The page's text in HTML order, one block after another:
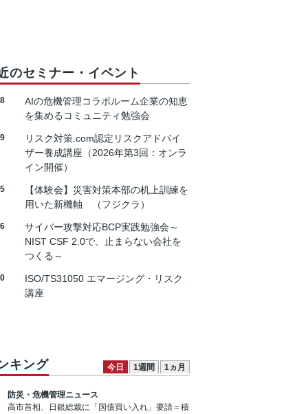
のセミナー・イベント
AIの危機管理コラボルーム企業の知恵
を集めるコミュニティ勉強会
リスク対策.com認定リスクアドバイ
ザー養成講座（2026年第3回：オンラ
イン開催）
【体験会】災害対策本部の机上訓練を
用いた新機軸 （フジクラ）
サイバー攻撃対応BCP実践勉強会～
NIST CSF 2.0で、止まらない会社を
つくる～
ISO/TS31050 エマージング・リスク
講座
キング 今日 1週間 1ヵ月
防災・危機管理ニュース
高市首相、日銀総裁に「国債買い入れ」要請＝積